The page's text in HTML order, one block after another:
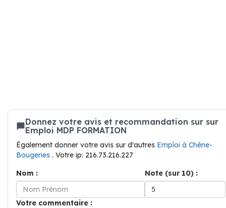
Donnez votre avis et recommandation sur sur
Emploi MDP FORMATION
Également donner votre avis sur d'autres Emploi à Chêne-
Bougeries . Votre ip: 216.73.216.227
Nom :
Note (sur 10) :
Votre commentaire :